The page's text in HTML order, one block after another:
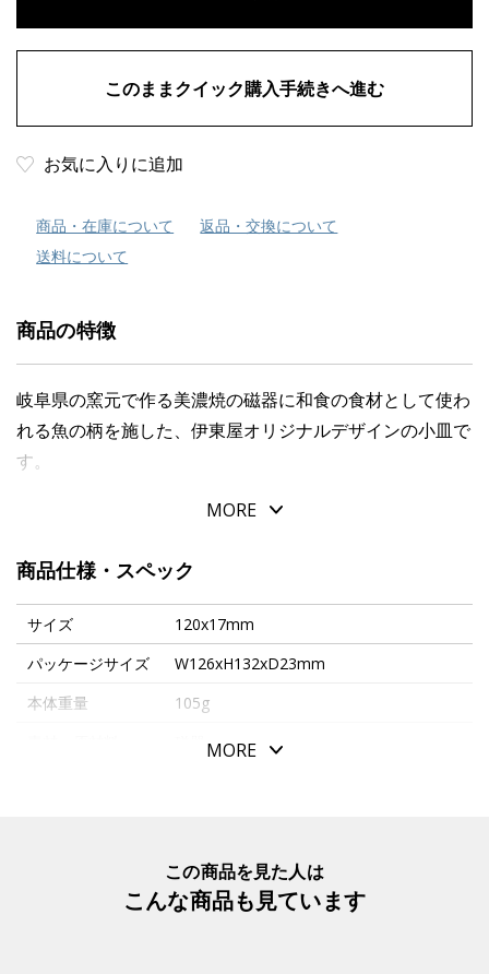
お気に入りに追加
商品・在庫について
返品・交換について
送料について
商品の特徴
岐阜県の窯元で作る美濃焼の磁器に和食の食材として使わ
れる魚の柄を施した、伊東屋オリジナルデザインの小皿で
す。
「タコ」は「多幸（たこう）」の字を当て、縁起の良い食
また足が八本あることから「末広がり」で縁起が良いとも
言われます。
呉須という藍色の染料を用いて、タコの吸盤を表現してい
ます。
口縁には金彩を施しているので、食卓を華やかに彩りま
様々な用途にご使用いただけます。
電子レンジにご使用いただけます。
MORE
商品仕様・スペック
サイズ
120x17mm
パッケージサイズ
W126xH132xD23mm
本体重量
105g
ITPL06
MORE
この商品を見た人は
こんな商品も見ています